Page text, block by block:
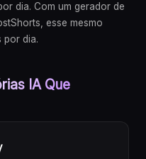
dia. Com um gerador de
esse mesmo
por dia.
IA Que